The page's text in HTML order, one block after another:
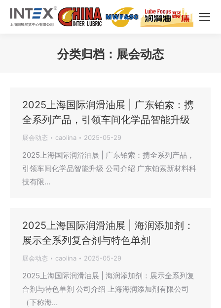
分类归档： 展会动态
2025上海国际润滑油展 | 广东铂索：携
全系列产品，引领车间化学品智能升级
展会动态 caolina 2025-05-29
2025上海国际润滑油展 | 广东铂索：携全系列产品，
引领车间化学品智能升级 公司介绍 广东铂索新材料科
技有限…
2025上海国际润滑油展 | 海润添加剂：
展示全系列复合剂与特色单剂
展会动态 caolina 2025-05-29
2025上海国际润滑油展 | 海润添加剂：展示全系列复
合剂与特色单剂 公司介绍 上海海润添加剂有限公司
（下称海…